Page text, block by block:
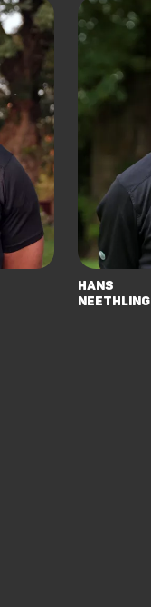
Hans
Neethling